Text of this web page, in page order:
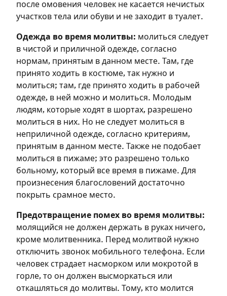
после омовения человек не касается нечистых
участков тела или обуви и не заходит в туалет.
Одежда во время молитвы: молиться следует
в чистой и приличной одежде, согласно
нормам, принятым в данном месте. Там, где
принято ходить в костюме, так нужно и
молиться; там, где принято ходить в рабочей
одежде, в ней можно и молиться. Молодым
людям, которые ходят в шортах, разрешено
молиться в них. Но не следует молиться в
неприличной одежде, согласно критериям,
принятым в данном месте. Также не подобает
молиться в пижаме; это разрешено только
больному, который все время в пижаме. Для
произнесения благословений достаточно
покрыть срамное место.
Предотвращение помех во время молитвы:
молящийся не должен держать в руках ничего,
кроме молитвенника. Перед молитвой нужно
отключить звонок мобильного телефона. Если
человек страдает насморком или мокротой в
горле, то он должен высморкаться или
откашляться до молитвы. Тому, кто молится
Зарегистрироваться
на сайте
Чтобы делать пометки на сайте,
необходимо зарегистрироваться.
Подписаться Войти